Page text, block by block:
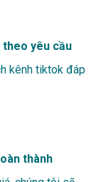
yêu cầu
kênh tiktok đáp
thành